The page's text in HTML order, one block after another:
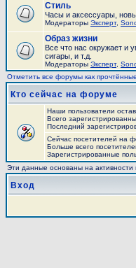
Стиль
Часы и аксесcуары,
Модераторы Эксперт,
Образ жизни
Все что нас окружает и
сигары, и т.д.
Модераторы Эксперт,
Отметить все форумы как прочтённые
Кто сейчас на форуме
Наши пользователи
Всего
Последний
Сейчас посетителей на
Больше всего
Зарегистрированные
Эти данные основаны на активности
Вход